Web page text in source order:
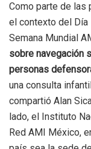
Como parte de las
el contexto del Día
Semana Mundial
sobre navegación
personas
una consulta
compartió Alan
lado, el Instituto
Red AMI México,